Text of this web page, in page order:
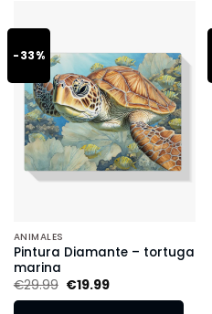
-33%
ANIMALES
Pintura Diamante – tortuga
marina
€29.99 €19.99